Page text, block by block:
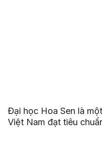
Đại học Hoa Sen là
Việt Nam đạt tiêu